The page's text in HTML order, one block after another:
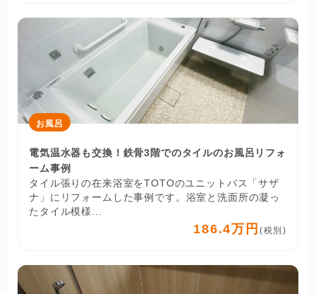
お風呂
電気温水器も交換！鉄骨3階でのタイルのお風呂リフォ
ーム事例
タイル張りの在来浴室をTOTOのユニットバス「サザ
ナ」にリフォームした事例です。浴室と洗面所の凝っ
たタイル模様...
186.4万円 (税別)